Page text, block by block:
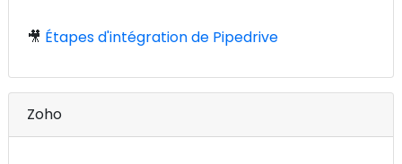
🎥 Étapes d'intégration de Pipedrive
Zoho